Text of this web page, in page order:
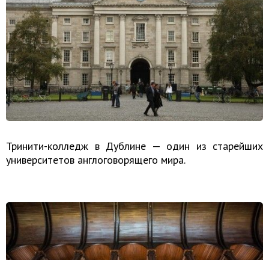
Тринити-колледж в Дублине — один из старейших
университетов англоговорящего мира.